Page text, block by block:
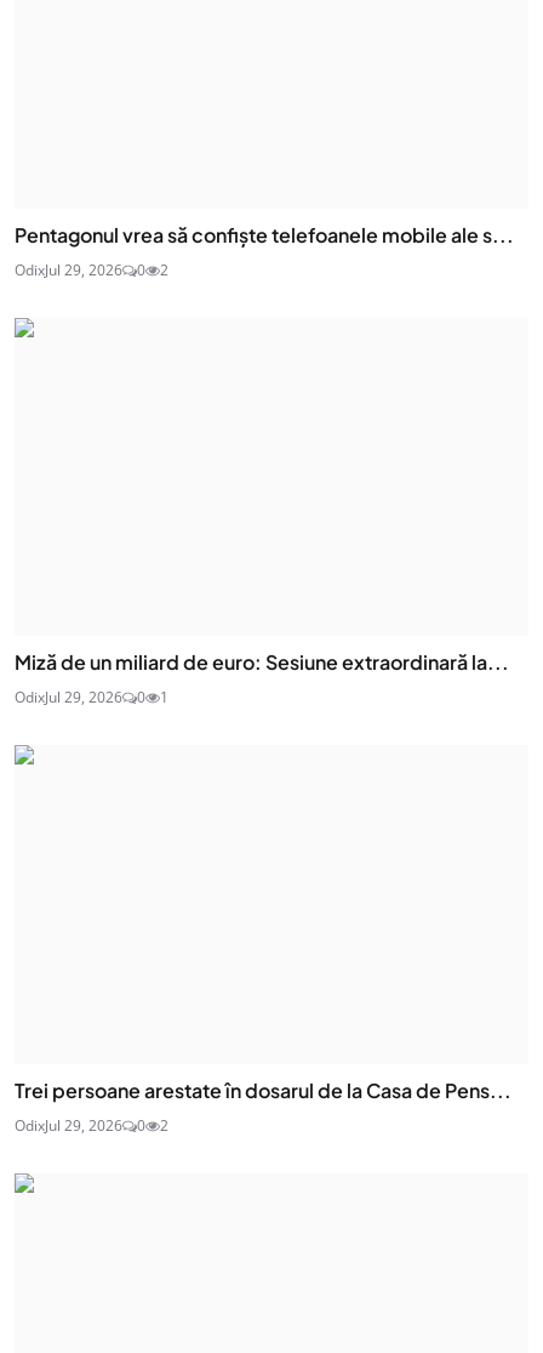
Pentagonul vrea să confiște telefoanele mobile ale s...
OdixJul 29, 2026 0 2
Miză de un miliard de euro: Sesiune extraordinară la...
OdixJul 29, 2026 0 1
Trei persoane arestate în dosarul de la Casa de Pens...
OdixJul 29, 2026 0 2